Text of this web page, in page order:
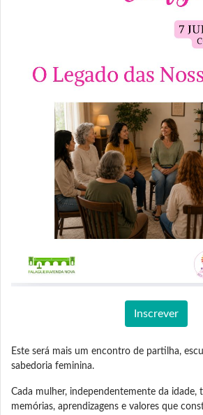
Inscrever
Este será mais um encontro de partilha,
sabedoria feminina.
Cada mulher, independentemente da idade,
memórias, aprendizagens e valores que